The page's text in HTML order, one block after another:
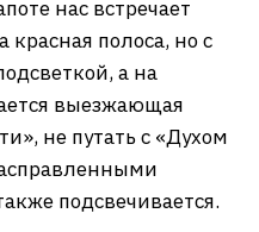
нас встречает
полоса, но с
а на
выезжающая
не путать с «Духом
подсвечивается.